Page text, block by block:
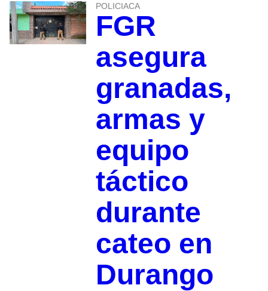
POLICIACA
FGR
asegura
granadas,
armas y
equipo
táctico
durante
cateo en
Durango